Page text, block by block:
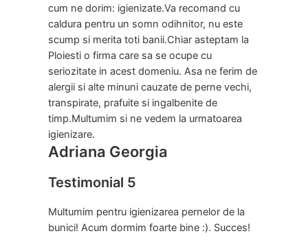
cum ne dorim: igienizate.Va recomand cu
caldura pentru un somn odihnitor, nu este
scump si merita toti banii.Chiar asteptam la
Ploiesti o firma care sa se ocupe cu
seriozitate in acest domeniu. Asa ne ferim de
alergii si alte minuni cauzate de perne vechi,
transpirate, prafuite si ingalbenite de
timp.Multumim si ne vedem la urmatoarea
igienizare.
Adriana Georgia
Testimonial 5
Multumim pentru igienizarea pernelor de la
bunici! Acum dormim foarte bine :). Succes!